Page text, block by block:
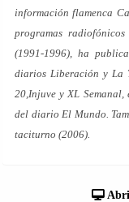
información flamenca
programas radiofónicos
(1991-1996), ha
diarios Liberación y La
20,Injuve y XL Semanal,
del diario El Mundo.
taciturno (2006).